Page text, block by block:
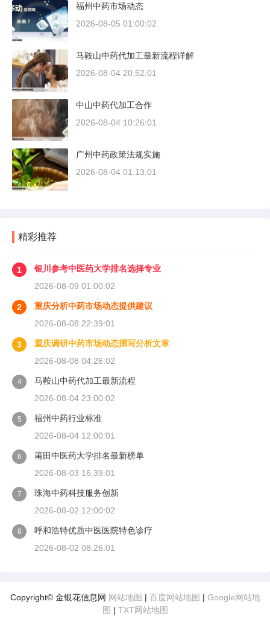
福州中药市场动态
2026-08-05 01:00:02
马鞍山中药代加工最新流程详解
2026-08-04 20:52:01
中山中药代加工合作
2026-08-04 10:26:01
广州中药政策法规实施
2026-08-04 01:13:01
精彩推荐
1
银川参考中医药大学排名选择专业
2026-08-09 01:00:02
2
重庆分析中药市场动态提供建议
2026-08-08 22:39:01
3
重庆调研中药市场动态撰写分析文章
2026-08-08 04:26:02
4
马鞍山中药代加工最新流程
2026-08-04 23:00:02
5
福州中药行业标准
2026-08-04 12:00:01
6
莆田中医药大学排名最新榜单
2026-08-03 16:39:01
7
珠海中药科技服务创新
2026-08-02 12:00:02
8
呼和浩特优质中医医院特色诊疗
2026-08-02 08:26:01
Copyright© 金银花信息网 网站地图 | 百度网站地图 | Google网站地
图 | TXT网站地图